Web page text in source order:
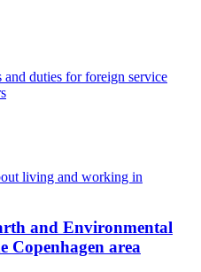
duties for foreign service
living and working in
and Environmental
Copenhagen area